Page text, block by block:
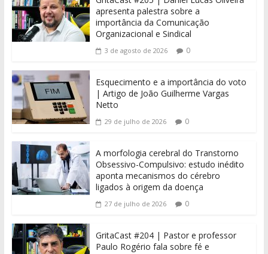
apresenta palestra sobre a
importância da Comunicação
Organizacional e Sindical
3 de agosto de 2026 0
Esquecimento e a importância do voto
| Artigo de João Guilherme Vargas
Netto
29 de julho de 2026 0
A morfologia cerebral do Transtorno
Obsessivo-Compulsivo: estudo inédito
aponta mecanismos do cérebro
ligados à origem da doença
27 de julho de 2026 0
GritaCast #204 | Pastor e professor
Paulo Rogério fala sobre fé e